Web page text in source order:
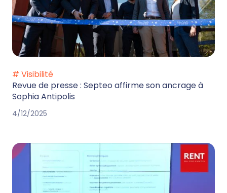
# Visibilité
Revue de presse : Septeo affirme son ancrage à
Sophia Antipolis
4/12/2025